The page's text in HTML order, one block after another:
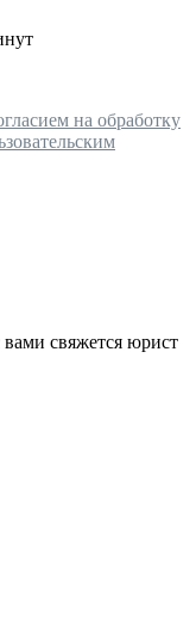
на обработку
свяжется юрист